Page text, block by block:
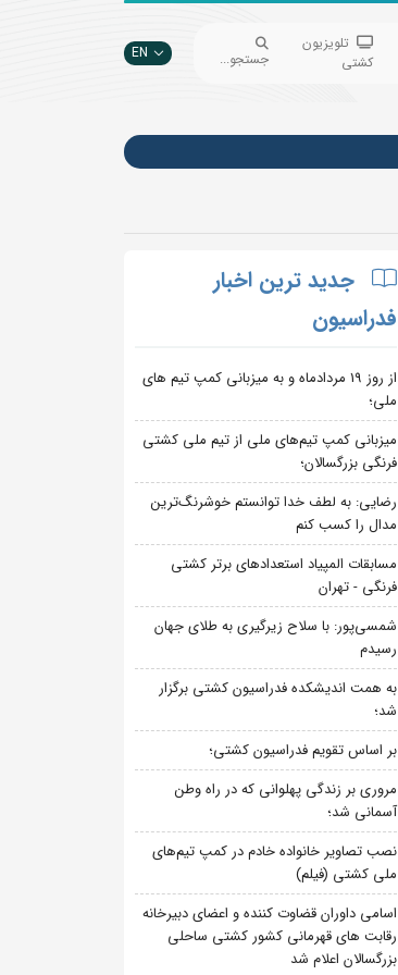
تلویزیون
کشتی
جستجو... EN
جدید ترین اخبار
فدراسیون
از روز 19 مردادماه و به میزبانی کمپ تیم های
ملی؛
میزبانی کمپ تیم‌های ملی از تیم ملی کشتی
فرنگی بزرگسالان؛
رضایی: به لطف خدا توانستم خوشرنگ‌ترین
مدال را کسب کنم
مسابقات المپیاد استعدادهای برتر کشتی
فرنگی - تهران
شمسی‌پور: با سلاح زیرگیری به طلای جهان
رسیدم
به همت اندیشکده فدراسیون کشتی برگزار
شد؛
بر اساس تقویم فدراسیون کشتی؛
مروری بر زندگی پهلوانی که در راه وطن
آسمانی شد؛
نصب تصاویر خانواده خادم در کمپ تیم‌های
ملی کشتی (فیلم)
اسامی داوران قضاوت کننده و اعضای دبیرخانه
رقابت های قهرمانی کشور کشتی ساحلی
بزرگسالان اعلام شد